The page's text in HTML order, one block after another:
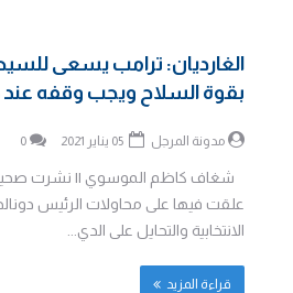
الغارديان: ترامب يسعى
بقوة السلاح ويجب وقفه عند
مدونة المرجل 0
شغاف كاظم الموسوي || نشرت صحيفة
علقت فيها على محاولات الرئيس دونالد
الانتخابية والتحايل على الدي...
قراءة المزيد